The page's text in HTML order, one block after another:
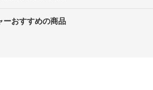
ーおすすめの商品